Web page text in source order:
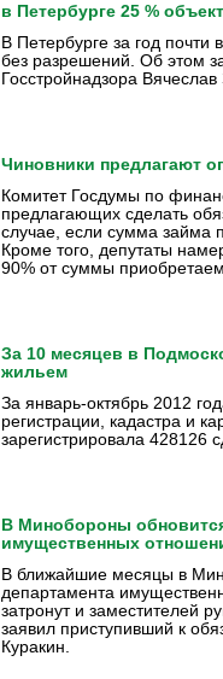
в Петербурге 25 %
В Петербурге за год почти
без разрешений. Об этом
Госстройнадзора Вячеслав
Чиновники предлагают
Комитет Госдумы по
предлагающих сделать
случае, если сумма займа
Кроме того, депутаты
90% от суммы
За 10 месяцев в
жильем
За январь-октябрь 2012
регистрации, кадастра и
зарегистрировала 428126
В Минобороны
имущественных
В ближайшие месяцы в
департамента
затронут и заместителей
заявил приступивший к
Куракин.